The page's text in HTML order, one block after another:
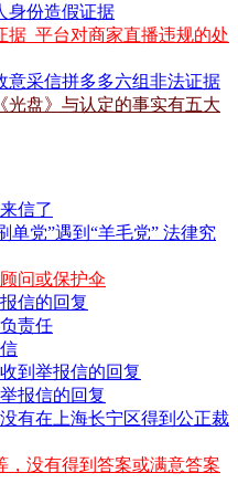
身份造假证据
_平台对商家直播违规的处
意采信拼多多六组非法证据
光盘》与认定的事实有五大
信了
单党”遇到“羊毛党” 法律究
问或保护伞
信的回复
责任
到举报信的回复
报信的回复
有在上海长宁区得到公正裁
，没有得到答案或满意答案